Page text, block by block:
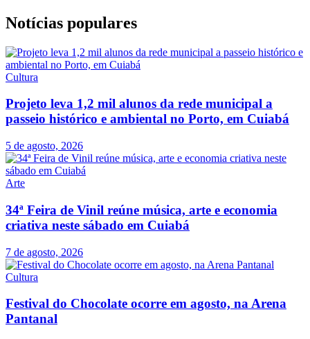
Notícias populares
Cultura
Projeto leva 1,2 mil alunos da rede municipal a
passeio histórico e ambiental no Porto, em Cuiabá
5 de agosto, 2026
Arte
34ª Feira de Vinil reúne música, arte e economia
criativa neste sábado em Cuiabá
7 de agosto, 2026
Cultura
Festival do Chocolate ocorre em agosto, na Arena
Pantanal